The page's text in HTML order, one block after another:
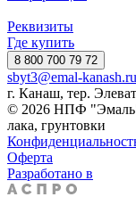
Реквизиты
Где купить
8 800 700 79 72
sbyt3@emal-kanash.ru
г. Канаш, тер.
© 2026 НПФ "Эмаль"
лака, грунтовки
Оферта
Разработано в